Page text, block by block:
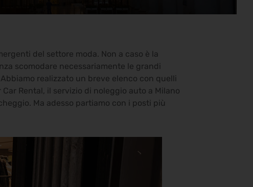
del settore moda. Non a caso è la
scomodare necessariamente le grandi
realizzato un breve elenco con quelli
Rental, il servizio di noleggio auto a Milano
Ma adesso partiamo con i posti più